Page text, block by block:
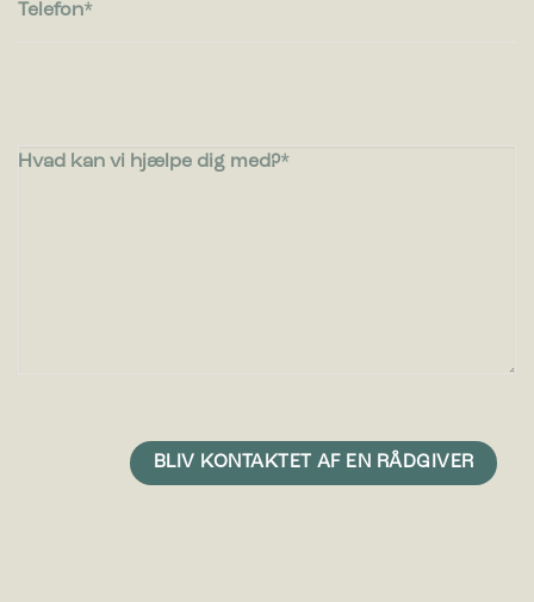
Telefon
Hvad kan vi hjælpe dig med?